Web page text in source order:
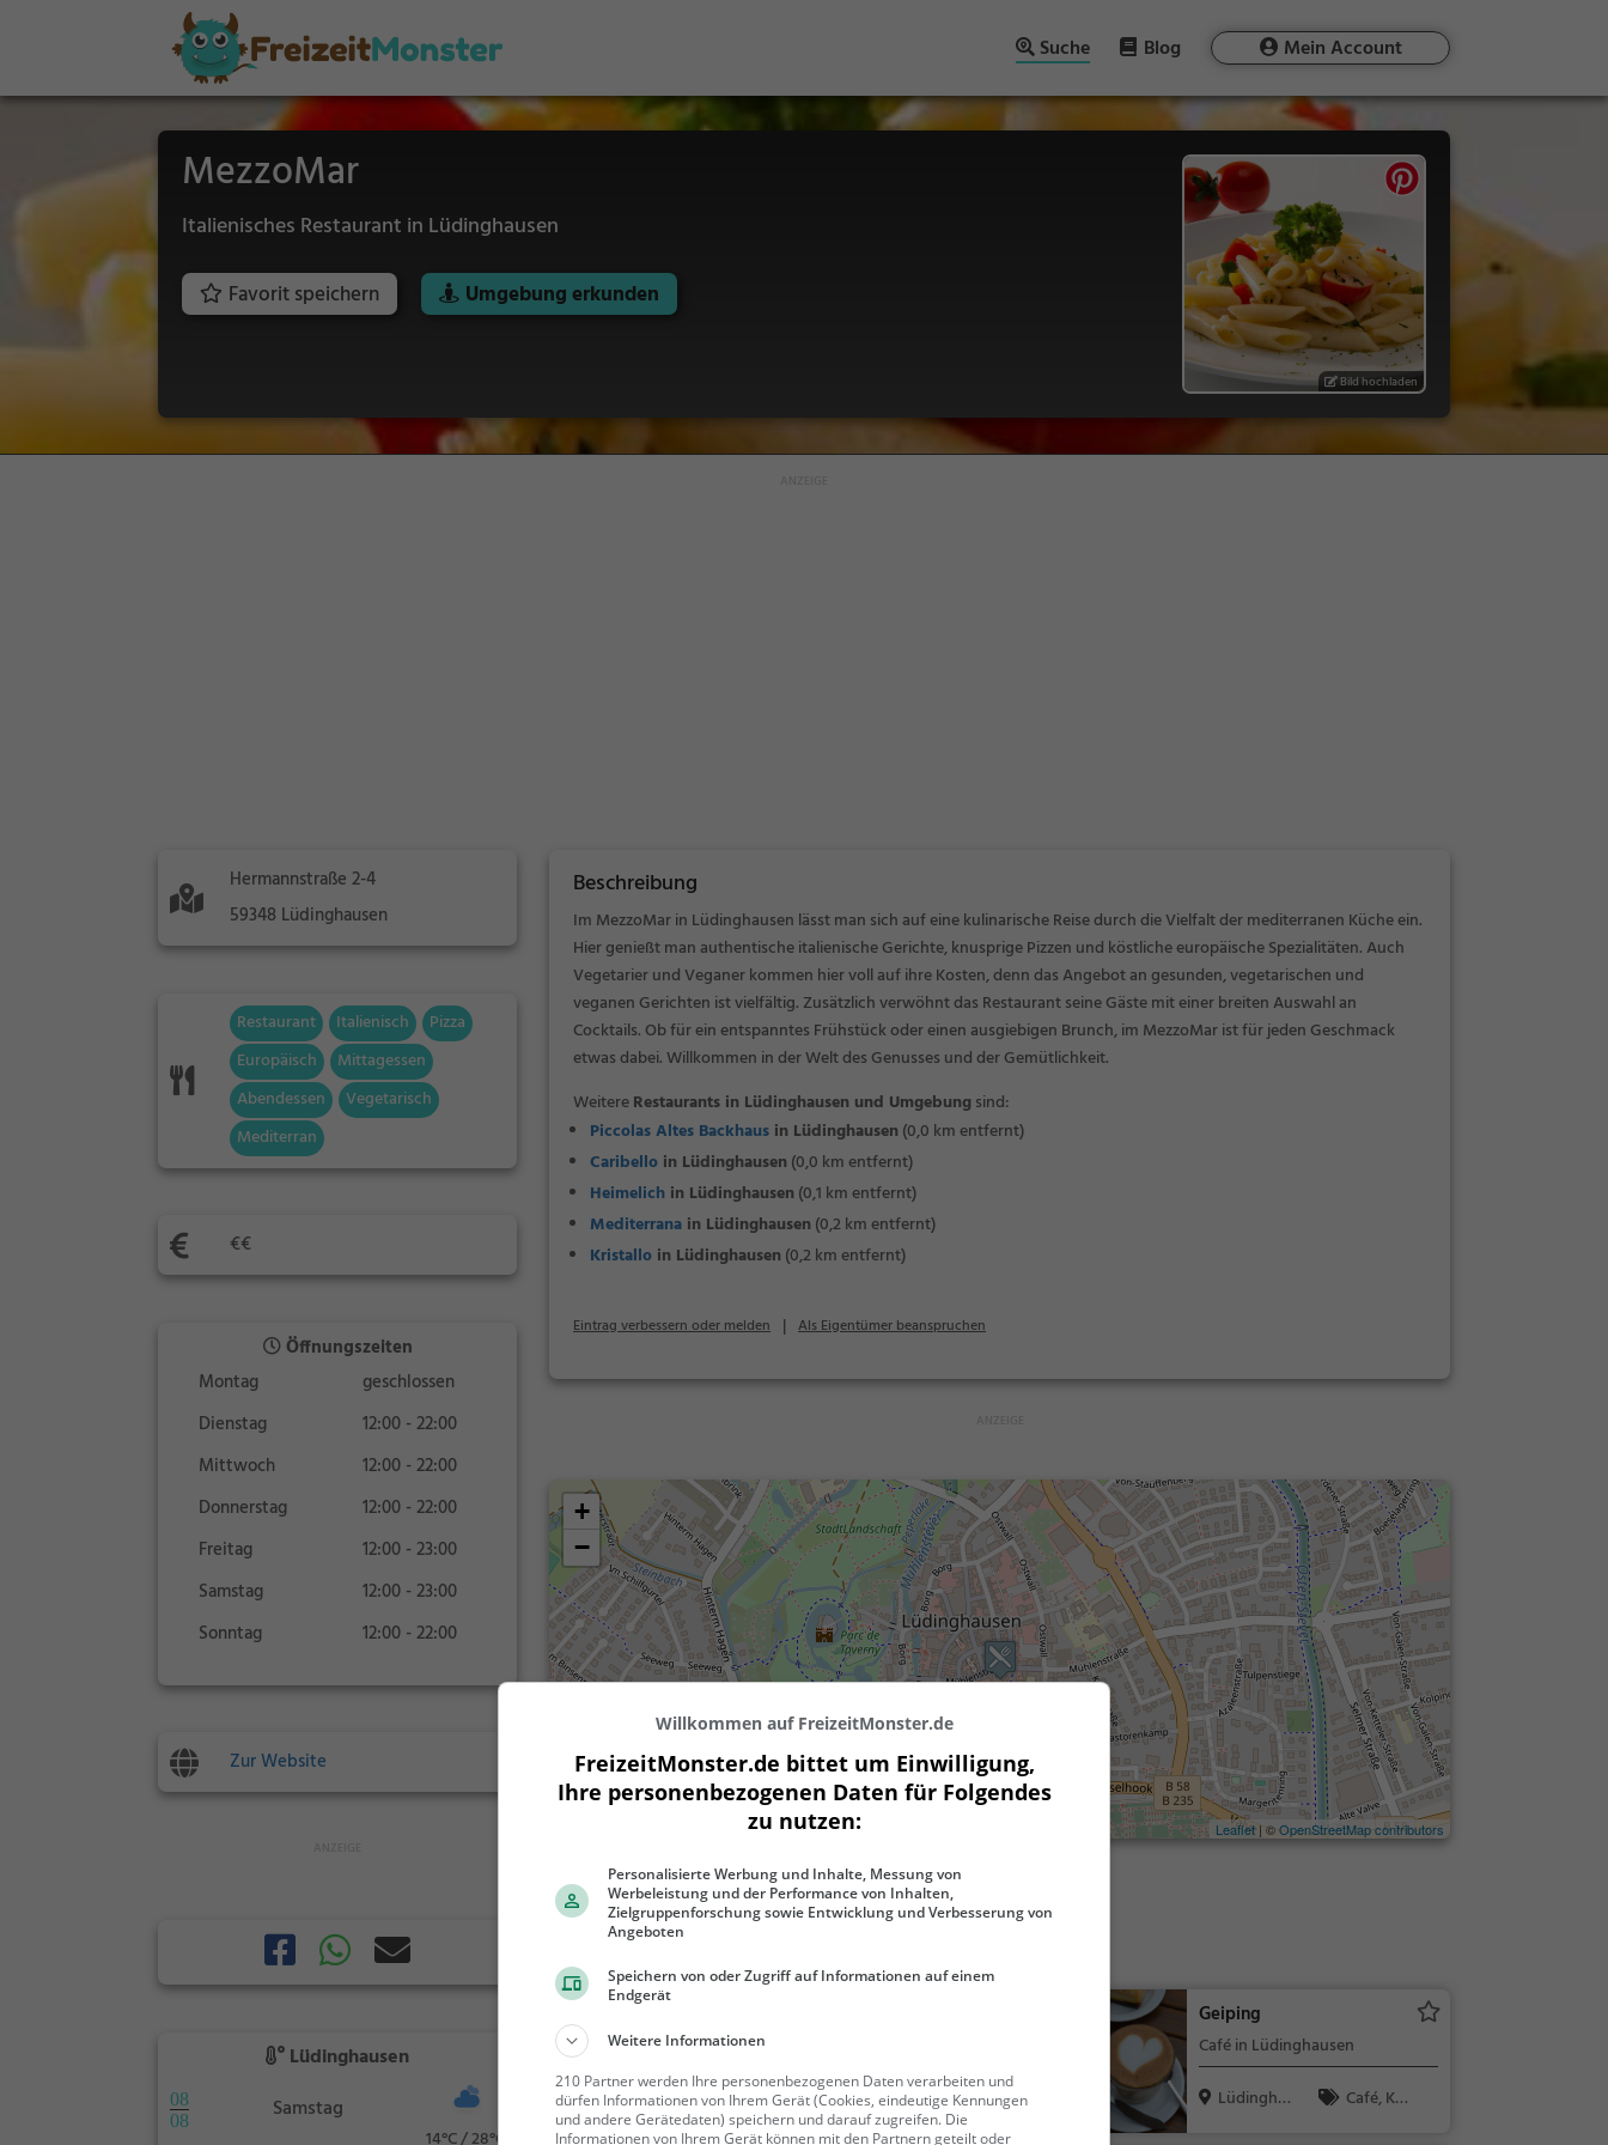
Suche Blog Mein Account
MezzoMar
Italienisches Restaurant in Lüdinghausen
Favorit speichern Umgebung erkunden
Bild hochladen
Hermannstraße 2-4
59348 Lüdinghausen
Restaurant Italienisch
Pizza
Europäisch
Mittagessen
Abendessen
Vegetarisch
Mediterran
€€
Öffnungszeiten
Montag
geschlossen
Dienstag
12:00 - 22:00
Mittwoch
12:00 - 22:00
Donnerstag
12:00 - 22:00
Freitag
12:00 - 23:00
Samstag
12:00 - 23:00
Sonntag
12:00 - 22:00
Zur Website
Lüdinghausen
08
08
Samstag
14°C / 28°C
Beschreibung
Im MezzoMar in Lüdinghausen lässt man sich auf eine kulinarische Reise durch die Vielfalt der mediterranen Küche ein.
Hier genießt man authentische italienische Gerichte, knusprige Pizzen und köstliche europäische Spezialitäten. Auch
Vegetarier und Veganer kommen hier voll auf ihre Kosten, denn das Angebot an gesunden, vegetarischen und
veganen Gerichten ist vielfältig. Zusätzlich verwöhnt das Restaurant seine Gäste mit einer breiten Auswahl an
Cocktails. Ob für ein entspanntes Frühstück oder einen ausgiebigen Brunch, im MezzoMar ist für jeden Geschmack
etwas dabei. Willkommen in der Welt des Genusses und der Gemütlichkeit.
WeitereRestaurants in Lüdinghausen und Umgebungsind:
Piccolas Altes Backhaus in Lüdinghausen (0,0 km entfernt)
Caribello in Lüdinghausen (0,0 km entfernt)
Heimelich in Lüdinghausen (0,1 km entfernt)
Mediterrana in Lüdinghausen (0,2 km entfernt)
Kristallo in Lüdinghausen (0,2 km entfernt)
Eintrag verbessern oder melden | Als Eigentümer beanspruchen
+
−
200 m
Leaflet| ©OpenStreetMap contributors
Gaststätten in der Nähe von
Eiscafé / Eisdiele in
Lüdinghausen
Lüdingha
usen
Eiscafé /
Eisdiele, Café,
Geiping
Café in Lüdinghausen
Lüdingha
Café, Kaff
Willkommen auf FreizeitMonster.de
FreizeitMonster.de bittet um Einwilligung,
Ihre personenbezogenen Daten für Folgendes
zu nutzen:
Personalisierte Werbung und Inhalte, Messung von
Werbeleistung und der Performance von Inhalten,
Zielgruppenforschung sowie Entwicklung und Verbesserung von
Angeboten
Speichern von oder Zugriff auf Informationen auf einem
Endgerät
Weitere Informationen
210 Partner werden Ihre personenbezogenen Daten verarbeiten und
dürfen Informationen von Ihrem Gerät (Cookies, eindeutige Kennungen
und andere Gerätedaten) speichern und darauf zugreifen. Die
Informationen von Ihrem Gerät können mit den Partnern geteilt oder